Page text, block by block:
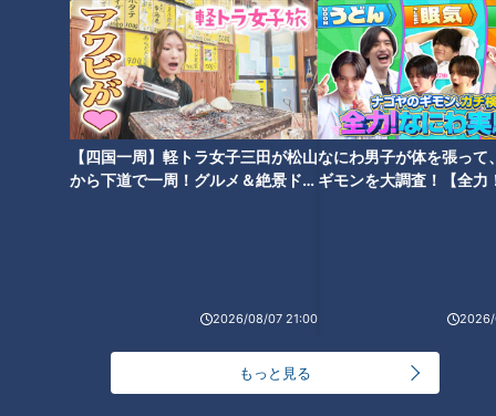
【四国一周】軽トラ女子三田が松山
から下道で一周！グルメ＆絶景ドラ
2026/08/07 21:00
なにわ男子が体を張って
ギモンを大調査！【全力
2026/
もっと見る
CBCテレビ『健康カプセル！ゲンキの時間』
朝起きて手のこわばりを感じる場合は、関節リウマチの可能性
があるそうです。異変を見過ごし放置すると、症状が進行して
手が変形する場合もあるのだとか。主な原因は、免疫細胞が自
身の細胞や組織を誤って攻撃してしまう事。関節を包む滑膜に
炎症が起こり、腫れや痛みが起きるそうです。毎年約1万5000
障害の場合は第1関節のこわばりが特徴となるそうです。（※症